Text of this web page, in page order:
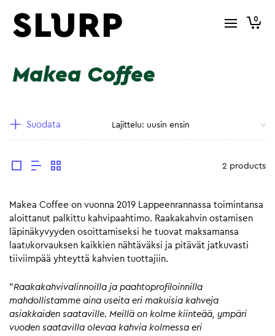
0
Makea Coffee
Suodata
2 products
Makea Coffee on vuonna 2019 Lappeenrannassa toimintansa
aloittanut palkittu kahvipaahtimo. Raakakahvin ostamisen
läpinäkyvyyden osoittamiseksi he tuovat maksamansa
laatukorvauksen kaikkien nähtäväksi ja pitävät jatkuvasti
tiiviimpää yhteyttä kahvien tuottajiin.
”Raakakahvivalinnoilla ja paahtoprofiloinnilla
mahdollistamme aina useita eri makuisia kahveja
asiakkaiden saataville. Meillä on kolme kiinteää, ympäri
vuoden saatavilla olevaa kahvia kolmessa eri